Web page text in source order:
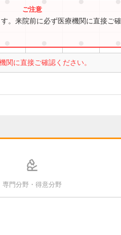
関に直接ご確認ください。
。来院前に必ず医療機関に直接ご確
専門分野・得意分野